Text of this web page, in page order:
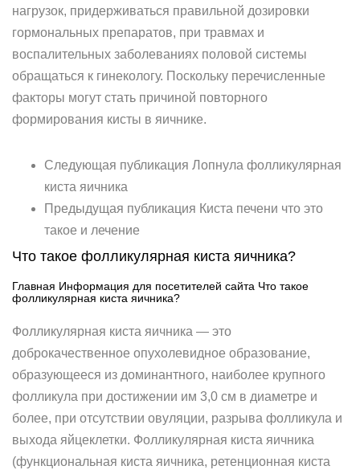
нагрузок, придерживаться правильной дозировки
гормональных препаратов, при травмах и
воспалительных заболеваниях половой системы
обращаться к гинекологу. Поскольку перечисленные
факторы могут стать причиной повторного
формирования кисты в яичнике.
Следующая публикация Лопнула фолликулярная
киста яичника
Предыдущая публикация Киста печени что это
такое и лечение
Что такое фолликулярная киста яичника?
Главная Информация для посетителей сайта Что такое
фолликулярная киста яичника?
Фолликулярная киста яичника — это
доброкачественное опухолевидное образование,
образующееся из доминантного, наиболее крупного
фолликула при достижении им 3,0 см в диаметре и
более, при отсутствии овуляции, разрыва фолликула и
выхода яйцеклетки. Фолликулярная киста яичника
(функциональная киста яичника, ретенционная киста